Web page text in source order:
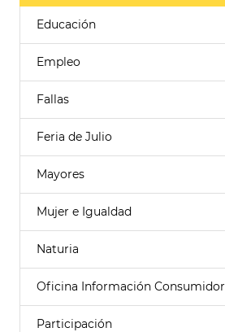
Educación
Empleo
Fallas
Feria de Julio
Mayores
Mujer e Igualdad
Naturia
Oficina Información Consumidor
Participación